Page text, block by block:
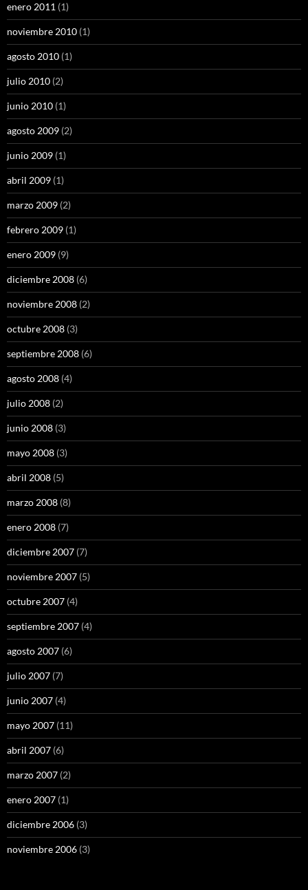
enero 2011 (1)
noviembre 2010 (1)
agosto 2010 (1)
julio 2010 (2)
junio 2010 (1)
agosto 2009 (2)
junio 2009 (1)
abril 2009 (1)
marzo 2009 (2)
febrero 2009 (1)
enero 2009 (9)
diciembre 2008 (6)
noviembre 2008 (2)
octubre 2008 (3)
septiembre 2008 (6)
agosto 2008 (4)
julio 2008 (2)
junio 2008 (3)
mayo 2008 (3)
abril 2008 (5)
marzo 2008 (8)
enero 2008 (7)
diciembre 2007 (7)
noviembre 2007 (5)
octubre 2007 (4)
septiembre 2007 (4)
agosto 2007 (6)
julio 2007 (7)
junio 2007 (4)
mayo 2007 (11)
abril 2007 (6)
marzo 2007 (2)
enero 2007 (1)
diciembre 2006 (3)
noviembre 2006 (3)